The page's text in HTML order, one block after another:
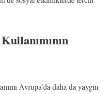
Avrupa’da daha da yaygın